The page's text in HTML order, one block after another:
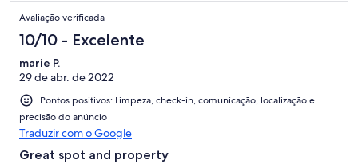
Avaliação verificada
10/10 - Excelente
marie P.
29 de abr. de 2022
Pontos positivos: Limpeza, check-in, comunicação, localização e
precisão do anúncio
Traduzir com o Google
Great spot and property